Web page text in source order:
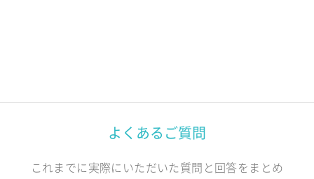
よくあるご質問
これまでに実際にいただいた質問と回答をまとめ